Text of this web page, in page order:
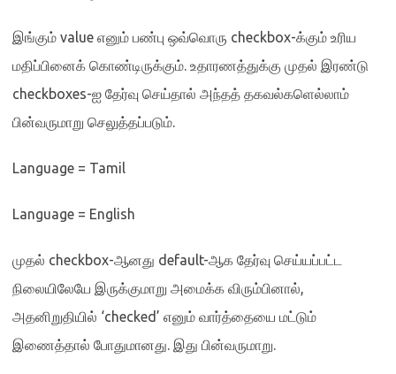
இங்கும் value எனும் பண்பு ஒவ்வொரு checkbox-க்கும் உரிய
மதிப்பினைக் கொண்டிருக்கும். உதாரணத்துக்கு முதல் இரண்டு
checkboxes-ஐ தேர்வு செய்தால் அந்தத் தகவல்களெல்லாம்
பின்வருமாறு செலுத்தப்படும்.
Language = Tamil
Language = English
முதல் checkbox-ஆனது default-ஆக தேர்வு செய்யப்பட்ட
நிலையிலேயே இருக்குமாறு அமைக்க விரும்பினால்,
அதனிறுதியில் ‘checked’ எனும் வார்த்தையை மட்டும்
இணைத்தால் போதுமானது. இது பின்வருமாறு.